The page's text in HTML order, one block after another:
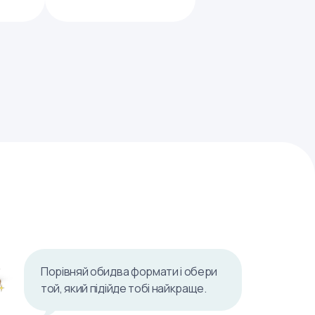
Порівняй обидва формати і обери
той, який підійде тобі найкраще.